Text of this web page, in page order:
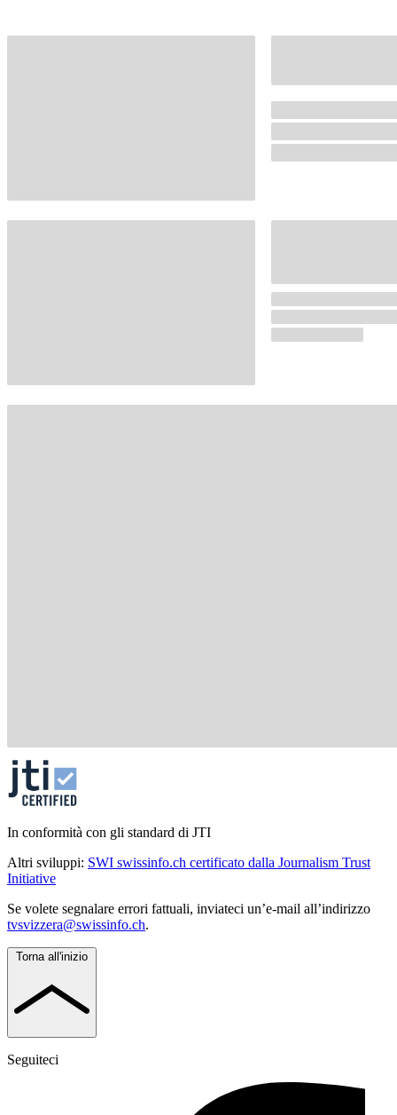
In conformità con gli standard di JTI
Altri sviluppi: SWI swissinfo.ch certificato dalla Journalism Trust
Initiative
Se volete segnalare errori fattuali, inviateci un’e-mail all’indirizzo
tvsvizzera@swissinfo.ch.
Torna all'inizio
Seguiteci